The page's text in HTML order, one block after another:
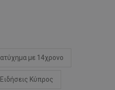
ατύχημα με 14χρονο
Ειδήσεις Κύπρος